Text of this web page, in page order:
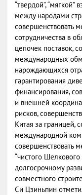
“твердой”,
между народами
совершенствовать
сотрудничества в
цепочек поставок,
международных
нарождающихся
гарантирования
финансирования,
и внешней
рисков,
Китая за границей,
международной
совершенствовать
“чистого Шелкового
долгосрочному
совместного
Си Цзиньпин